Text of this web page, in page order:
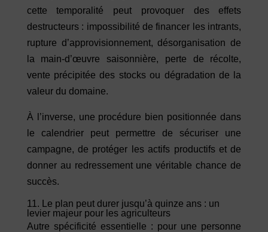
cette temporalité peut provoquer des effets
destructeurs : impossibilité de financer les intrants,
rupture d’approvisionnement, désorganisation de
la main-d’œuvre saisonnière, perte de récolte,
vente précipitée des stocks ou dégradation de la
valeur du domaine.
À l’inverse, une procédure bien positionnée dans
le calendrier peut permettre de sécuriser une
campagne, de protéger les actifs productifs et de
donner au redressement une véritable chance de
succès.
11. Le plan peut durer jusqu’à quinze ans : un
levier majeur pour les agriculteurs
Autre spécificité essentielle : pour une personne